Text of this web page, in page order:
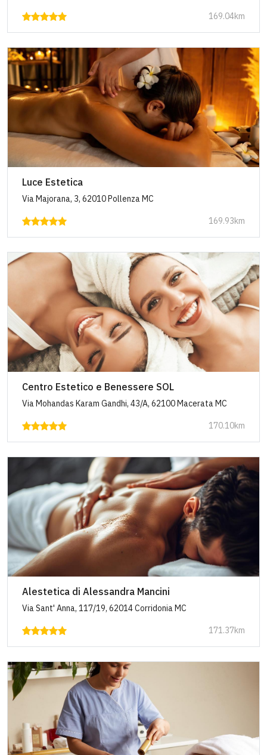
169.04km
Luce Estetica
Via Majorana, 3, 62010 Pollenza MC
169.93km
Centro Estetico e Benessere SOL
Via Mohandas Karam Gandhi, 43/A, 62100 Macerata MC
170.10km
Alestetica di Alessandra Mancini
Via Sant' Anna, 117/19, 62014 Corridonia MC
171.37km